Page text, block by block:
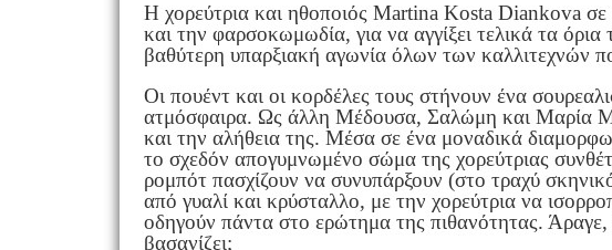
Η χορεύτρια και ηθοποιός Martina Kosta Diankova
και την φαρσοκωμωδία, για να αγγίξει τελικά τα
βαθύτερη υπαρξιακή αγωνία όλων των καλλιτεχνών
Οι πουέντ και οι κορδέλες τους στήνουν ένα
ατμόσφαιρα. Ως άλλη Μέδουσα, Σαλώμη και Μαρία
και την αλήθεια της. Μέσα σε ένα μοναδικά
το σχεδόν απογυμνωμένο σώμα της χορεύτριας
ρομπότ πασχίζουν να συνυπάρξουν (στο τραχύ
από γυαλί και κρύσταλλο, με την χορεύτρια να
οδηγούν πάντα στο ερώτημα της πιθανότητας.
βασανίζει;